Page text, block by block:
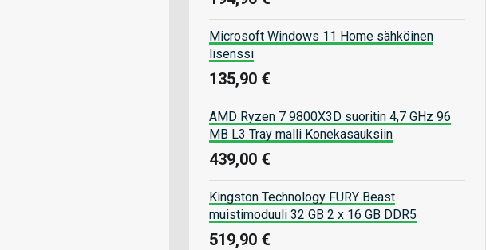
Microsoft Windows 11 Home sähköinen
lisenssi
135,90 €
AMD Ryzen 7 9800X3D suoritin 4,7 GHz 96
MB L3 Tray malli Konekasauksiin
439,00 €
Kingston Technology FURY Beast
muistimoduuli 32 GB 2 x 16 GB DDR5
519,90 €